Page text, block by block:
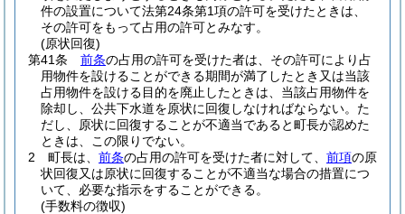
件の設置について法第24条第1項の許可を受けたときは、
その許可をもって占用の許可とみなす。
(原状回復)
第41条
前条の占用の許可を受けた者は、その許可により占
用物件を設けることができる期間が満了したとき又は当該
占用物件を設ける目的を廃止したときは、当該占用物件を
除却し、公共下水道を原状に回復しなければならない。 た
だし、原状に回復することが不適当であると町長が認めた
ときは、この限りでない。
2
町長は、 前条の占用の許可を受けた者に対して、 前項の原
状回復又は原状に回復することが不適当な場合の措置につ
いて、必要な指示をすることができる。
(手数料の徴収)